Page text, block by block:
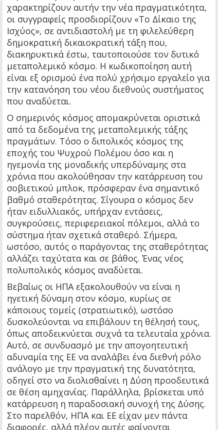
χαρακτηρίζουν αυτήν την νέα πραγματικότητα,
οι συγγραφείς προσδιορίζουν «Το Δίκαιο της
Ισχύος», σε αντιδιαστολή με τη φιλελεύθερη
δημοκρατική δικαιοκρατική τάξη που,
διακηρυκτικά έστω, ταυτοποιούσε τον δυτικό
μεταπολεμικό κόσμο. Η κωδικοποίηση αυτή
είναι εξ ορισμού ένα πολύ χρήσιμο εργαλείο για
την κατανόηση του νέου διεθνούς συστήματος
που αναδύεται.
Ο σημερινός κόσμος απομακρύνεται οριστικά
από τα δεδομένα της μεταπολεμικής τάξης
πραγμάτων. Τόσο ο διπολικός κόσμος της
εποχής του Ψυχρού Πολέμου όσο και η
ηγεμονία της μοναδικής υπερδύναμης στα
χρόνια που ακολούθησαν την κατάρρευση του
σοβιετικού μπλοκ, πρόσφεραν ένα σημαντικό
βαθμό σταθερότητας. Σίγουρα ο κόσμος δεν
ήταν ειδυλλιακός, υπήρχαν εντάσεις,
συγκρούσεις, περιφερειακοί πόλεμοι, αλλά το
σύστημα ήταν σχετικά σταθερό. Σήμερα,
ωστόσο, αυτός ο παράγοντας της σταθερότητας
αλλάζει ταχύτατα και σε βάθος. Ένας νέος
πολυπολικός κόσμος αναδύεται.
Βεβαίως οι ΗΠΑ εξακολουθούν να είναι η
ηγετική δύναμη στον κόσμο, κυρίως σε
κάποιους τομείς (στρατιωτικό), ωστόσο
δυσκολεύονται να επιβάλουν τη θέλησή τους,
όπως αποδεικνύεται συχνά τα τελευταία χρόνια.
Αυτό, σε συνδυασμό με την απογοητευτική
αδυναμία της ΕΕ να αναλάβει ένα διεθνή ρόλο
ανάλογο με την πραγματική της δυνατότητα,
οδηγεί στο να διολισθαίνει η Δύση προοδευτικά
σε θέση αμηχανίας. Παράλληλα, βρίσκεται υπό
κατάρρευση η παραδοσιακή συνοχή της Δύσης.
Στο παρελθόν, ΗΠΑ και ΕΕ είχαν μεν πάντα
διαφορές, αλλά πλέον αυτές φαίνονται